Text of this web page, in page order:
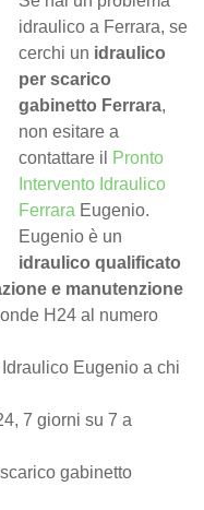
idraulico a Ferrara, se
cerchi un idraulico
per scarico
gabinetto Ferrara,
non esitare a
contattare il Pronto
Intervento Idraulico
Ferrara Eugenio.
Eugenio è un
idraulico qualificato
e manutenzione
H24 al numero
Eugenio a chi
7 giorni su 7 a
gabinetto